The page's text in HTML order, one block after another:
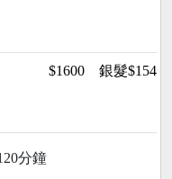
$1600 銀髮
分鐘